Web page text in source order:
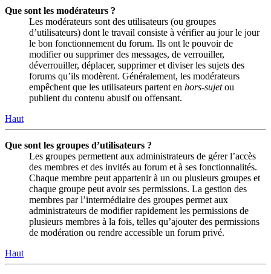
Que sont les modérateurs ?
Les modérateurs sont des utilisateurs (ou groupes
d’utilisateurs) dont le travail consiste à vérifier au jour le jour
le bon fonctionnement du forum. Ils ont le pouvoir de
modifier ou supprimer des messages, de verrouiller,
déverrouiller, déplacer, supprimer et diviser les sujets des
forums qu’ils modèrent. Généralement, les modérateurs
empêchent que les utilisateurs partent en hors-sujetou
publient du contenu abusif ou offensant.
Haut
Que sont les groupes d’utilisateurs ?
Les groupes permettent aux administrateurs de gérer l’accès
des membres et des invités au forum et à ses fonctionnalités.
Chaque membre peut appartenir à un ou plusieurs groupes et
chaque groupe peut avoir ses permissions. La gestion des
membres par l’intermédiaire des groupes permet aux
administrateurs de modifier rapidement les permissions de
plusieurs membres à la fois, telles qu’ajouter des permissions
de modération ou rendre accessible un forum privé.
Haut